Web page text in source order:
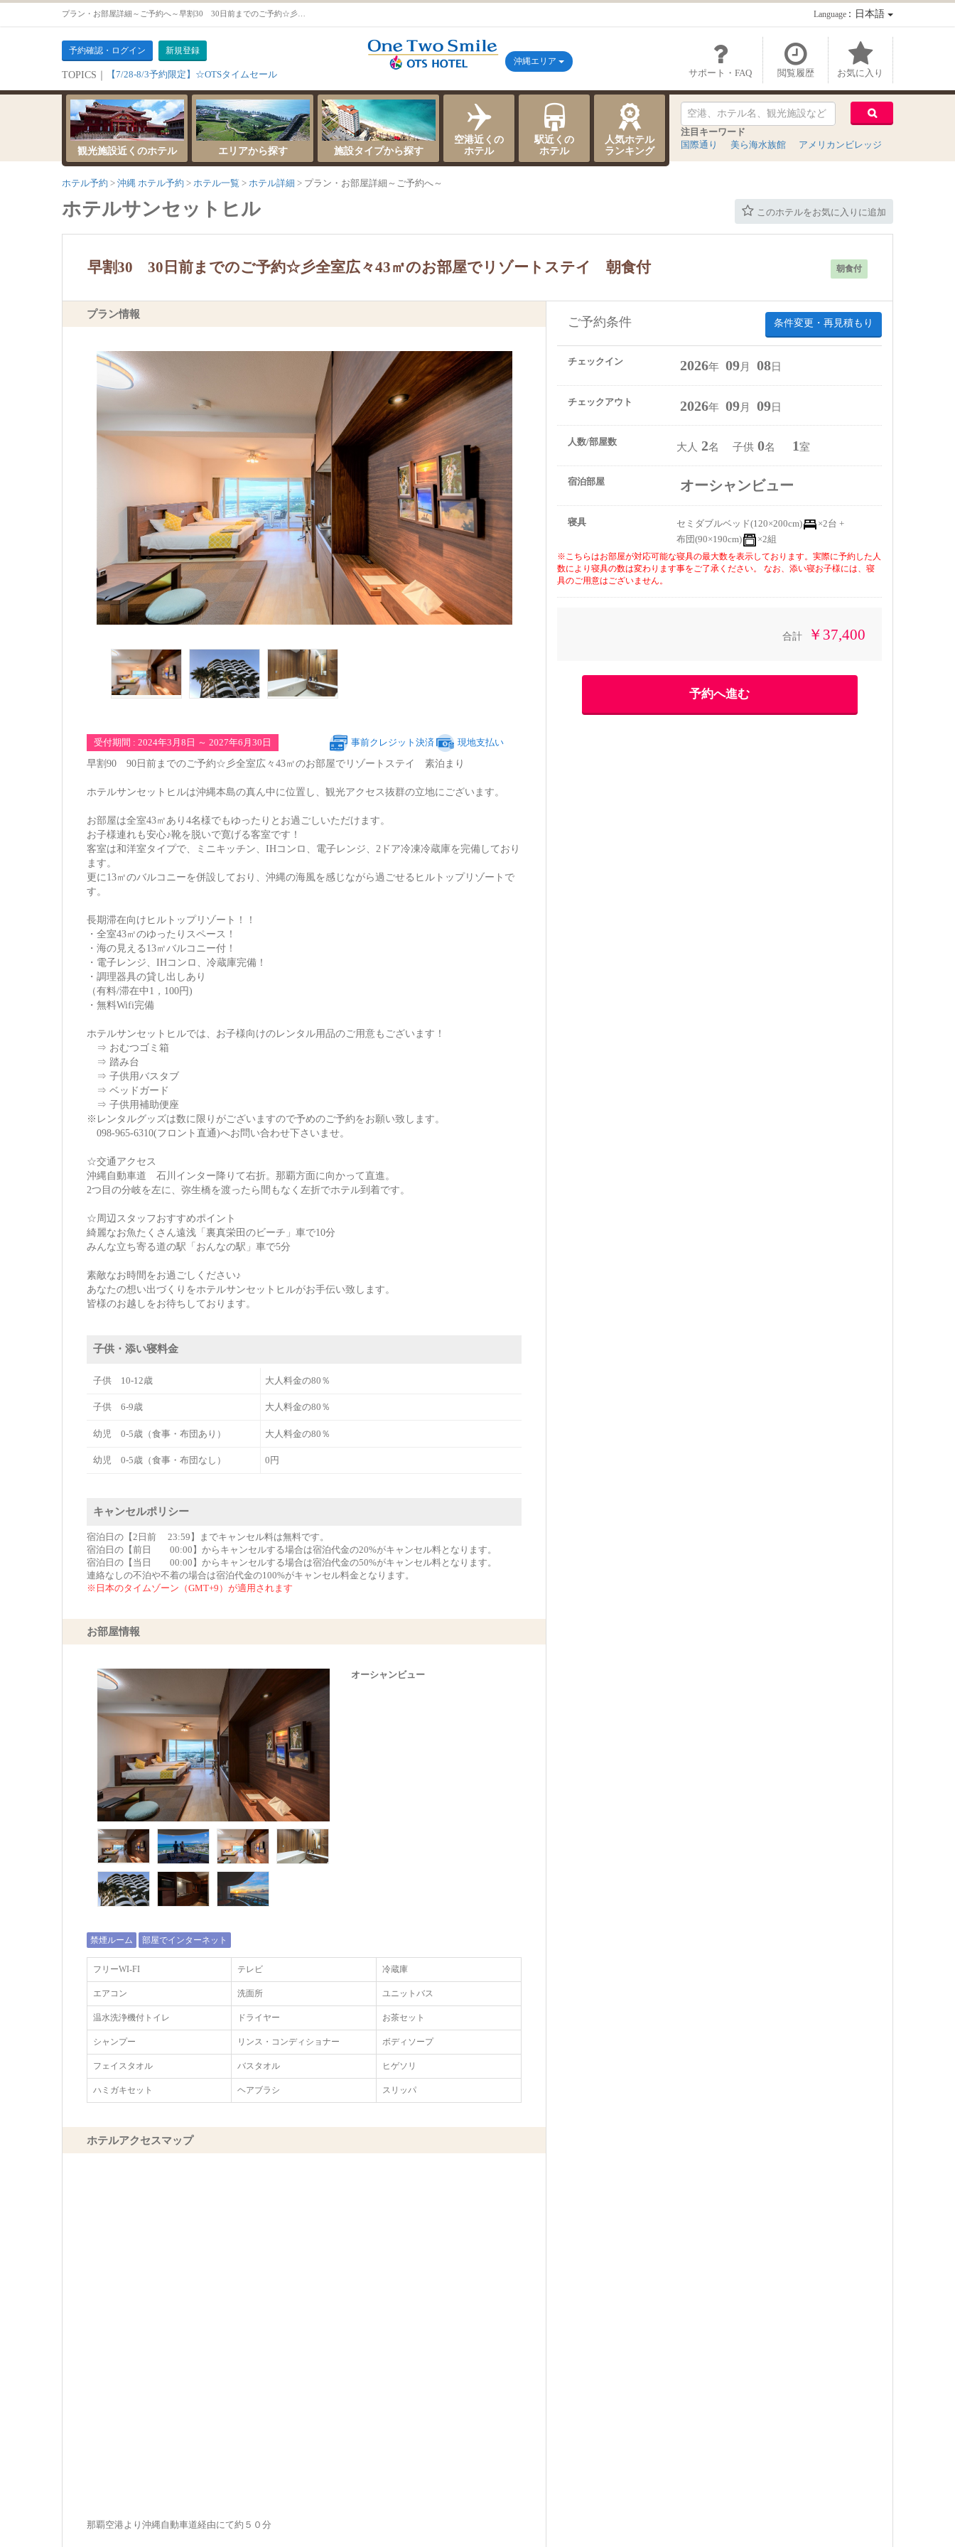
Language：日本語
予約確認・ログイン 新規登録
TOPICS｜ 【7/28-8/3予約限定】☆OTSタイムセール サポート・FAQ 閲覧履歴 お気に入り
沖縄エリア
観光施設近くのホテル エリアから探す 施設タイプから探す
空港近くの
ホテル
駅近くの
ホテル
人気ホテル
ランキング
注目キーワード
国際通り
美ら海水族館 アメリカンビレッジ
ホテル予約 沖縄 ホテル予約 ホテル一覧 ホテル詳細 プラン・お部屋詳細～ご予約へ～
このホテルをお気に入りに追加
ホテルサンセットヒル
朝食付
早割30 30日前までのご予約☆彡全室広々43㎡のお部屋でリゾートステイ 朝食付
プラン情報
受付期間 : 2024年3月8日 ～ 2027年6月30日 事前クレジット決済 現地支払い
早割90 90日前までのご予約☆彡全室広々43㎡のお部屋でリゾートステイ 素泊まり
ホテルサンセットヒルは沖縄本島の真ん中に位置し、観光アクセス抜群の立地にございます。
お部屋は全室43㎡あり4名様でもゆったりとお過ごしいただけます。
お子様連れも安心♪靴を脱いで寛げる客室です！
客室は和洋室タイプで、ミニキッチン、IHコンロ、電子レンジ、2ドア冷凍冷蔵庫を完備しており
ます。
更に13㎡のバルコニーを併設しており、沖縄の海風を感じながら過ごせるヒルトップリゾートで
す。
長期滞在向けヒルトップリゾート！！
・全室43㎡のゆったりスペース！
・海の見える13㎡バルコニー付！
・電子レンジ、IHコンロ、冷蔵庫完備！
・調理器具の貸し出しあり
（有料/滞在中1，100円)
・無料Wifi完備
ホテルサンセットヒルでは、お子様向けのレンタル用品のご用意もございます！
⇒ おむつゴミ箱
⇒ 踏み台
⇒ 子供用バスタブ
⇒ ベッドガード
⇒ 子供用補助便座
※レンタルグッズは数に限りがございますので予めのご予約をお願い致します。
098-965-6310(フロント直通)へお問い合わせ下さいませ。
☆交通アクセス
沖縄自動車道 石川インター降りて右折。那覇方面に向かって直進。
2つ目の分岐を左に、弥生橋を渡ったら間もなく左折でホテル到着です。
☆周辺スタッフおすすめポイント
綺麗なお魚たくさん遠浅「裏真栄田のビーチ」車で10分
みんな立ち寄る道の駅「おんなの駅」車で5分
素敵なお時間をお過ごしください♪
あなたの想い出づくりをホテルサンセットヒルがお手伝い致します。
皆様のお越しをお待ちしております。
子供・添い寝料金
子供 10-12歳 大人料金の80％
子供 6-9歳 大人料金の80％
幼児 0-5歳（食事・布団あり） 大人料金の80％
幼児 0-5歳（食事・布団なし） 0円
キャンセルポリシー
宿泊日の【2日前 23:59】までキャンセル料は無料です。
宿泊日の【前日 00:00】からキャンセルする場合は宿泊代金の20%がキャンセル料となります。
宿泊日の【当日 00:00】からキャンセルする場合は宿泊代金の50%がキャンセル料となります。
連絡なしの不泊や不着の場合は宿泊代金の100%がキャンセル料金となります。
※日本のタイムゾーン（GMT+9）が適用されます
お部屋情報
オーシャンビュー
禁煙ルーム 部屋でインターネット
フリーWI‐FI テレビ 冷蔵庫
エアコン 洗面所 ユニットバス
温水洗浄機付トイレ ドライヤー お茶セット
シャンプー リンス・コンディショナー ボディソープ
フェイスタオル バスタオル ヒゲソリ
ハミガキセット ヘアブラシ スリッパ
ホテルアクセスマップ
那覇空港より沖縄自動車道経由にて約５０分
条件変更・再見積もり
ご予約条件
チェックイン 2026年 09月 08日
チェックアウト 2026年 09月 09日
人数/部屋数 大人 2名 子供 0名 1室
宿泊部屋 オーシャンビュー
寝具 セミダブルベッド(120×200cm)
×2台 +
布団(90×190cm)
×2組
※こちらはお部屋が対応可能な寝具の最大数を表示しております。実際に予約した人
数により寝具の数は変わります事をご了承ください。 なお、添い寝お子様には、寝
具のご用意はございません。
合計 ￥37,400